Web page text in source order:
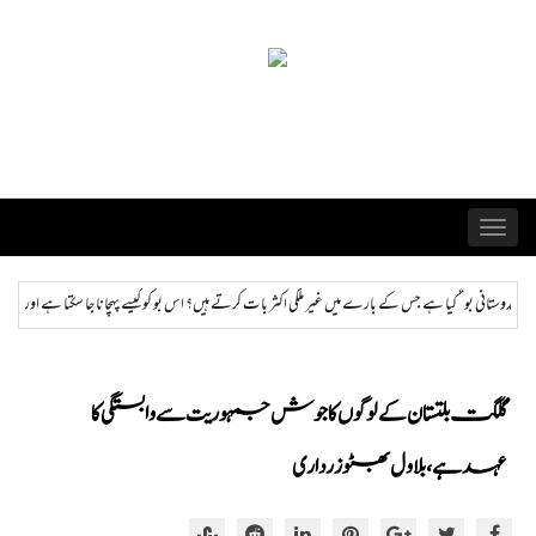
Toggle
navigation
اکثر بات کرتے ہیں؟ اس بو کو کیسے پہچانا جا سکتا ہے اور ختم کیا جا سکتا ہے؟ ہمراز:
گلگت بلتستان کے لوگوں کا جوش جمہوریت سے وابستگی کا
عہد ہے، بلاول بھٹو زرداری